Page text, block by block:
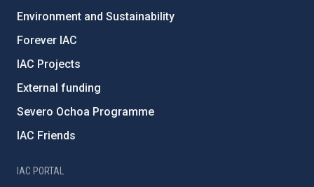
Environment and Sustainability
Forever IAC
IAC Projects
External funding
Severo Ochoa Programme
IAC Friends
IAC PORTAL